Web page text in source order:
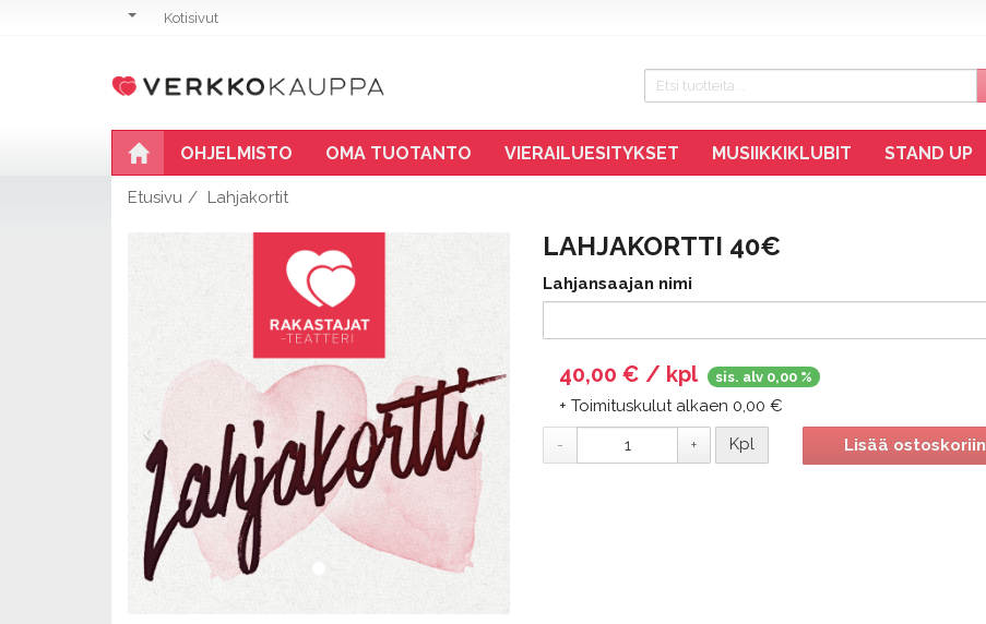
Kotisivut
OHJELMISTO OMA TUOTANTO VIERAILUESITYKSET MUSIIKKIKLUBIT STAND UP
Etusivu Lahjakortit
LAHJAKORTTI 40€
Lahjansaajan nimi
40,00 € / kpl sis. alv 0,00 %
+ Toimituskulut alkaen 0,00 €
- + Kpl Lisää ostoskoriin